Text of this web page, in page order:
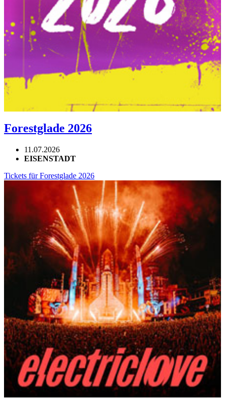
Forestglade 2026
11.07.2026
EISENSTADT
Tickets für Forestglade 2026